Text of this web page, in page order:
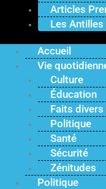
Articles
Les
Accueil
Vie
Culture
Éducation
Faits divers
Politique
Santé
Sécurité
Zénitudes
Politique